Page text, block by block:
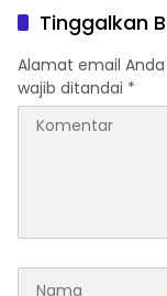
Tinggalkan
Alamat email
wajib ditandai *